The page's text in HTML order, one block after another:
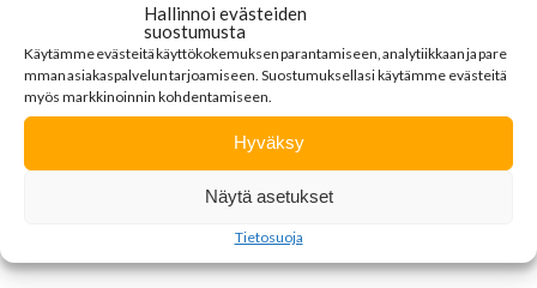
Hallinnoi evästeiden
suostumusta
Käytämmeevästeitäkäyttökokemuksenparantamiseen analytiikkaanjapare
mmanasiakaspalveluntarjoamiseen Suostumuksellasi käytämme evästeitä
myös markkinoinnin kohdentamiseen.
Hyväksy
Näytä asetukset
Tietosuoja